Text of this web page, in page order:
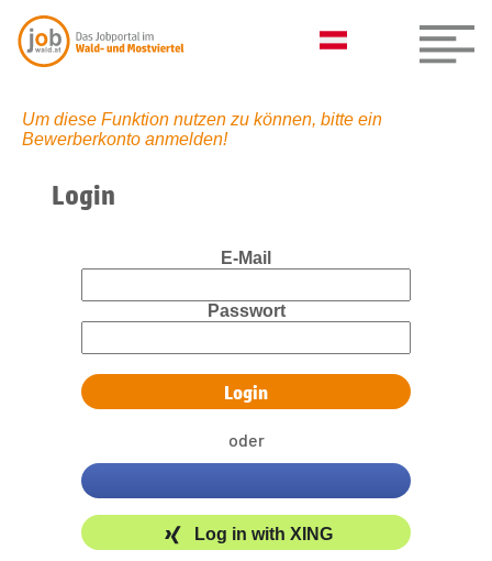
Um diese Funktion nutzen zu können, bitte ein
Bewerberkonto anmelden!
Login
E-Mail
Passwort
oder
Log in with XING